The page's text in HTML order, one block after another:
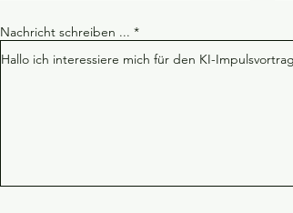
Nachricht schreiben ...